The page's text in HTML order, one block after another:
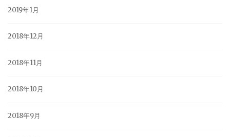
2019年1月
2018年12月
2018年11月
2018年10月
2018年9月